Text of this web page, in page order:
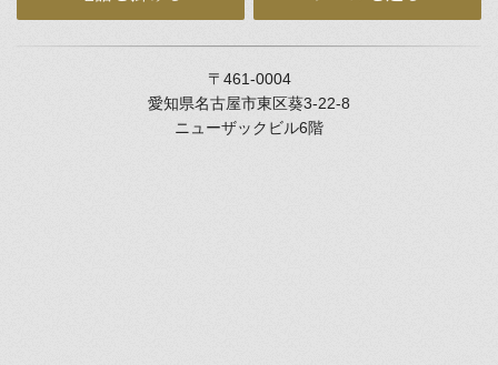
〒461-0004
愛知県名古屋市東区葵3-22-8
ニューザックビル6階